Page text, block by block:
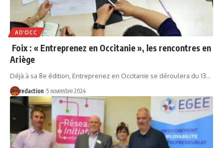
AD’OCC
Foix : « Entreprenez en Occitanie », les rencontres en
Ariège
Déjà à sa 8e édition, Entreprenez en Occitanie se déroulera du 13…
redaction 5 novembre 2024